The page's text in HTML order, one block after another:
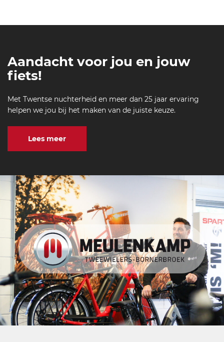
Aandacht voor jou en jouw
fiets!
Met Twentse nuchterheid en meer dan 25 jaar ervaring
helpen we jou bij het maken van de juiste keuze.
Lees meer